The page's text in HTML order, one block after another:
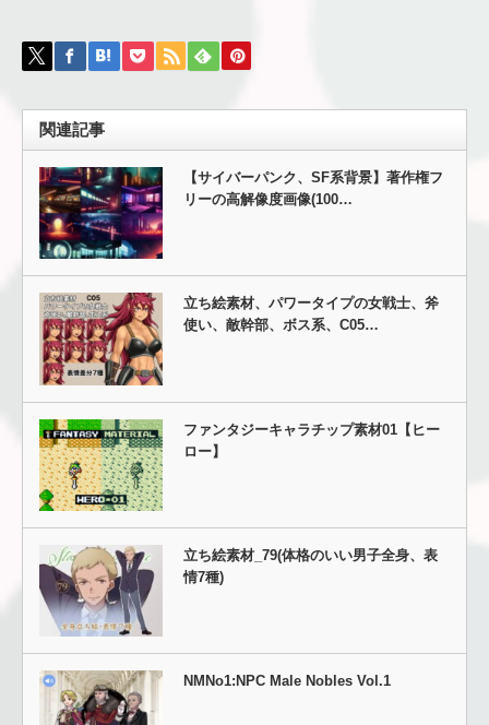
関連記事
【サイバーパンク、SF系背景】著作権フ
リーの高解像度画像(100…
立ち絵素材、パワータイプの女戦士、斧
使い、敵幹部、ボス系、C05…
ファンタジーキャラチップ素材01【ヒー
ロー】
立ち絵素材_79(体格のいい男子全身、表
情7種)
NMNo1:NPC Male Nobles Vol.1